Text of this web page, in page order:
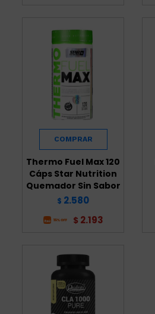
Thermo Fuel Max 120
Cáps Star Nutrition
Quemador Sin Sabor
$ 2.580
$ 2.193